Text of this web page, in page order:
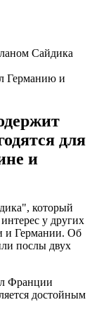
Германию и
для
и
который
у других
и Германии. Об
послы двух
Франции
достойным